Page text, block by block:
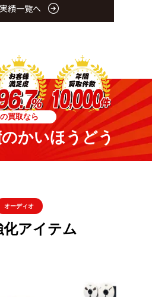
績一覧へ
の買取なら
かいほうどう
オーディオ
化アイテム